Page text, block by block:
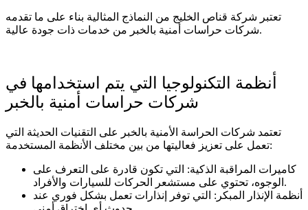
تعتبر شركة قناص الخليج من النماذج المثالية بناء على ما تقدمه
شركات حراسات أمنية بالخبر من خدمات ذات جودة عالية.
أنظمة التكنولوجيا التي يتم استخدامها في
شركات حراسات أمنية بالخبر
تعتمد شركات الحراسة الأمنية بالخبر على التقنيات الحديثة التي
تعمل على تعزيز فعاليتها من بين مختلف الأنظمة المستخدمة:
كاميرات المراقبة الذكية: التي تكون قادرة على التعرف على
الوجوه، تحتوي على مستشعر الحركات للسيارات والأفراد.
أنظمة الإنذار المبكر: التي توفر إنذارات تعمل بشكل فوري عند